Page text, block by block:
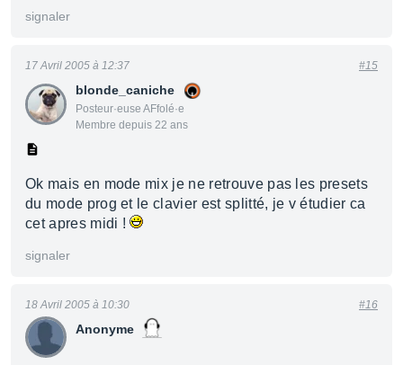
signaler
blonde_caniche
Posteur·euse AFfolé·e
Membre depuis 22 ans
17 Avril 2005 à 12:37 #15
Ok mais en mode mix je ne retrouve pas les presets
du mode prog et le clavier est splitté, je v étudier ca
cet apres midi !
signaler
Anonyme
18 Avril 2005 à 10:30 #16